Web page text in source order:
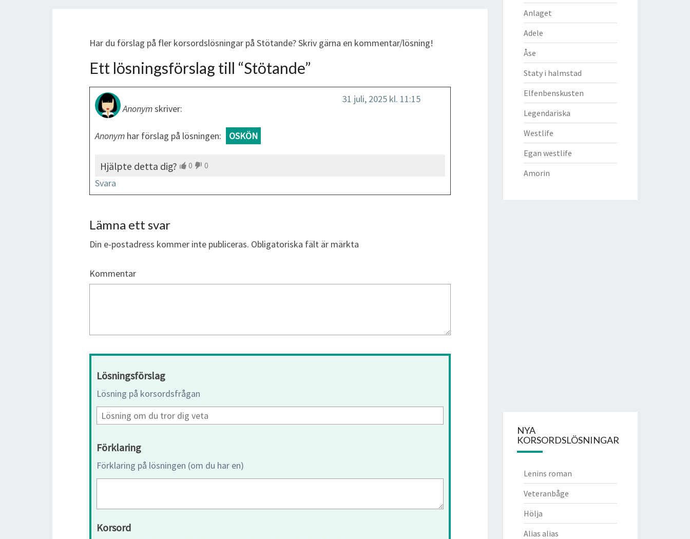
Har du förslag på fler korsordslösningar på Stötande? Skriv gärna en kommentar/lösning!
Ett lösningsförslag till “Stötande”
Anonymskriver:
31 juli, 2025 kl. 11:15
Anonym har förslag på lösningen: OSKÖN
Hjälpte detta dig? 0 0
Svara
Lämna ett svar
Din e-postadress kommer inte publiceras. Obligatoriska fält är märkta
Kommentar
Lösningsförslag
Lösning på korsordsfrågan
Förklaring
Förklaring på lösningen (om du har en)
Korsord
Anlaget
Adele
Åse
Staty i halmstad
Elfenbenskusten
Legendariska
Westlife
Egan westlife
Amorin
NYA
KORSORDSLÖSNINGAR
Lenins roman
Veteranbåge
Hölja
Alias alias